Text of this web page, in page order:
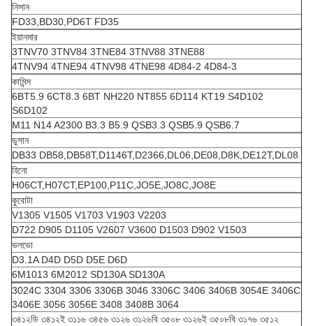
নিসান
FD33,BD30,PD6T FD35
ইয়ানমার
3TNV70 3TNV84 3TNE84 3TNV88 3TNE88
4TNV94 4TNE94 4TNV98 4TNE98 4D84-2 4D84-3
কামিন্স
6BT5.9 6CT8.3 6BT NH220 NT855 6D114 KT19 S4D102
S6D102
M11 N14 A2300 B3.3 B5.9 QSB3.3 QSB5.9 QSB6.7
ডুসান
DB33 DB58,DB58T,D1146T,D2366,DL06,DE08,D8K,DE12T,DL08
হিনো
H06CT,H07CT,EP100,P11C,JO5E,JO8C,JO8E
কুবোটা
V1305 V1505 V1703 V1903 V2203
D722 D905 D1105 V2607 V3600 D1503 D902 V1503
ভলভো
D3.1A D4D D5D D5E D6D
6M1013 6M2012 SD130A SD130A
3024C 3304 3306 3306B 3046 3306C 3406 3406B 3054E 3406C
3406E 3056 3056E 3408 3408B 3064
৩৪১২ডি ৩৪১২ই ৩১১৬ ৩৪৫৬ ৩১২৬ ৩১২৬বি ৩৫০৮ ৩১২৬ই ৩৫০৮বি ৩১৭৬ ৩৫১২